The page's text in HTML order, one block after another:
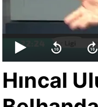
Hıncal